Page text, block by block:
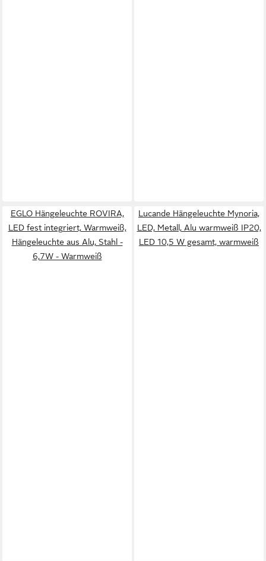
EGLO Hängeleuchte ROVIRA,
LED fest integriert, Warmweiß,
Hängeleuchte aus Alu, Stahl -
6,7W - Warmweiß
Lucande Hängeleuchte Mynoria,
LED, Metall, Alu warmweiß IP20,
LED 10,5 W gesamt, warmweiß